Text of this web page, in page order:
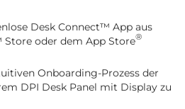
Desk Connect™ App aus
oder dem App Store®
Onboarding-Prozess der
DPI Desk Panel mit Display zu